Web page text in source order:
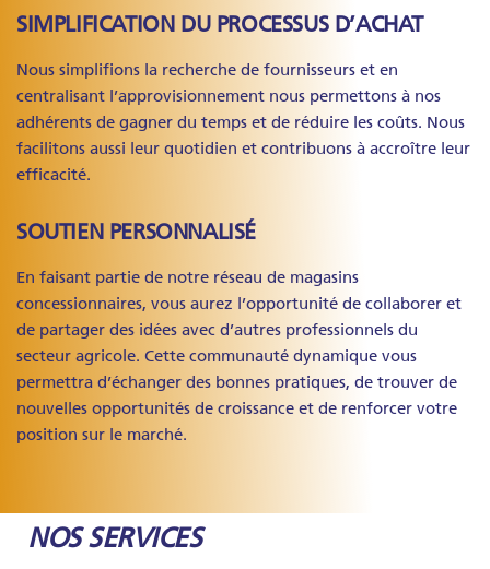
SIMPLIFICATION DU PROCESSUS D’ACHAT
Nous simplifions la recherche de fournisseurs et en
centralisant l’approvisionnement nous permettons à nos
adhérents de gagner du temps et de réduire les coûts. Nous
facilitons aussi leur quotidien et contribuons à accroître leur
efficacité.
SOUTIEN PERSONNALISÉ
En faisant partie de notre réseau de magasins
concessionnaires, vous aurez l’opportunité de collaborer et
de partager des idées avec d’autres professionnels du
secteur agricole. Cette communauté dynamique vous
permettra d’échanger des bonnes pratiques, de trouver de
nouvelles opportunités de croissance et de renforcer votre
position sur le marché.
NOS SERVICES